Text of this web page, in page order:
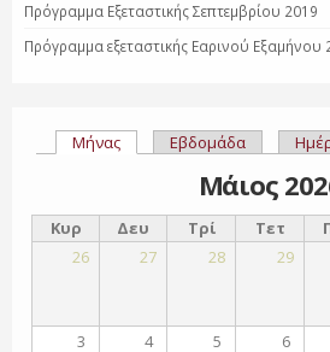
Πρόγραμμα Εξεταστικής Σεπτεμβρίου 2019
Πρόγραμμα εξεταστικής Εαρινού Εξαμήνου
Πρωτεύουσες
Μήνας(ενεργή καρτέλα)
Εβδομάδα
Μάιος
Κυρ Δευ Τρί Τετ
26
27 28 29
3 4 5 6